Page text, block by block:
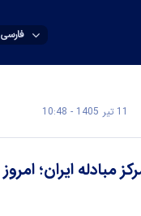
فارسی
11 تير 1405 - 10:48